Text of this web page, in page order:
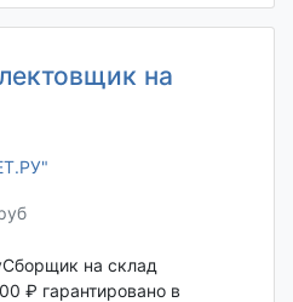
на
на склад
₽ гарантировано в